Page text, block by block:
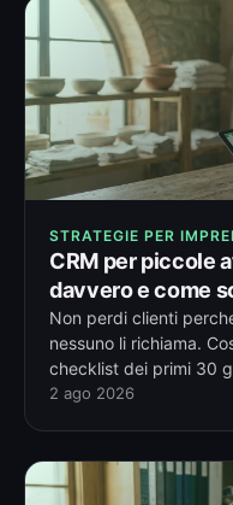
STRATEGIE PER
CRM per piccole
davvero e come
Non perdi clienti
nessuno li richiama.
checklist dei primi 30
2 ago 2026